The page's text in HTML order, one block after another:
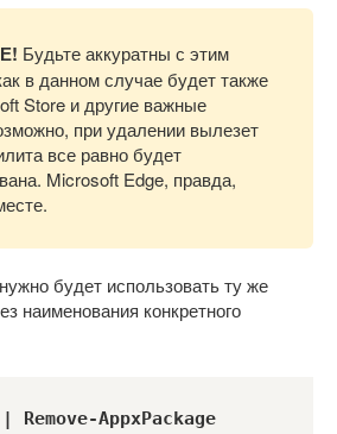
Будьте аккуратны с этим
в данном случае будет также
Store и другие важные
при удалении вылезет
все равно будет
Microsoft Edge, правда,
будет использовать ту же
наименования конкретного
Remove-AppxPackage